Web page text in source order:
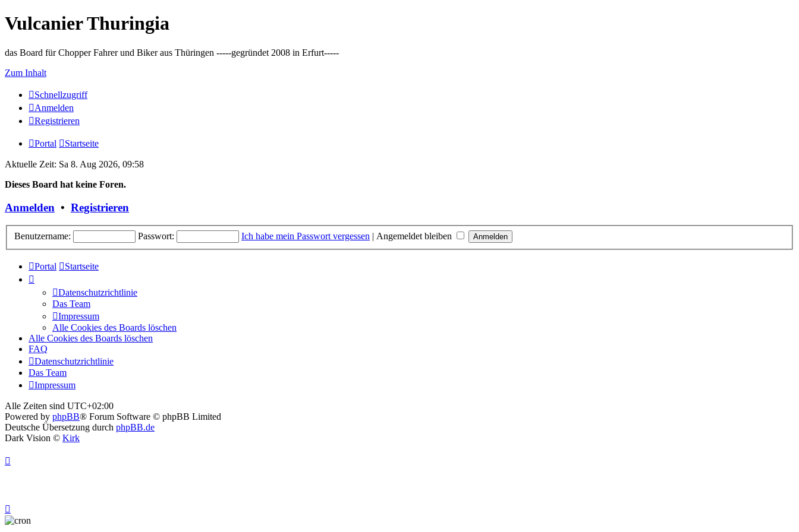
Vulcanier Thuringia
das Board für Chopper Fahrer und Biker aus Thüringen -----gegründet 2008 in Erfurt-----
Zum Inhalt
Schnellzugriff
Anmelden
Registrieren
Portal Startseite
Aktuelle Zeit: Sa 8. Aug 2026, 09:58
Dieses Board hat keine Foren.
Anmelden • Registrieren
Benutzername: Passwort: Ich habe mein Passwort vergessen | Angemeldet bleiben
Portal Startseite
Datenschutzrichtlinie
Das Team
Impressum
Alle Cookies des Boards löschen
Alle Cookies des Boards löschen
FAQ
Datenschutzrichtlinie
Das Team
Impressum
Alle Zeiten sind UTC+02:00
Powered by phpBB® Forum Software © phpBB Limited
Deutsche Übersetzung durch phpBB.de
Dark Vision © Kirk